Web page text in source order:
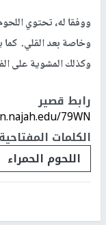
ووفقا له، تحتوي
وخاصة بعد القلي. كما
وكذلك المشوية على
رابط قصير
79WN/
الكلمات المفتاحية
اللحوم الحمراء